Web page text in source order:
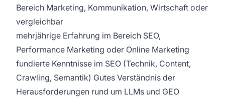
Bereich Marketing, Kommunikation, Wirtschaft oder
vergleichbar
mehrjährige Erfahrung im Bereich SEO,
Performance Marketing oder Online Marketing
fundierte Kenntnisse im SEO (Technik, Content,
Crawling, Semantik) Gutes Verständnis der
Herausforderungen rund um LLMs und GEO